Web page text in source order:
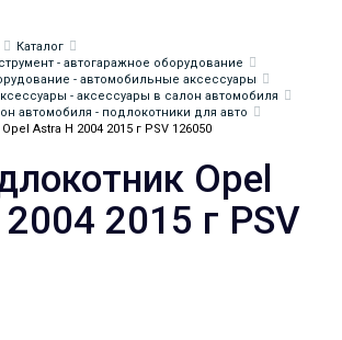
Каталог
- автогаражное оборудование
- автомобильные аксессуары
- аксессуары в салон автомобиля
автомобиля - подлокотники для авто
Astra H 2004 2015 г PSV 126050
Opel
2015 г PSV